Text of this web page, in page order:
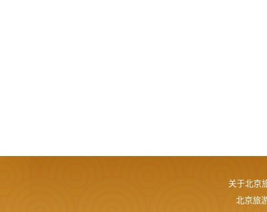
关于北京
北京旅